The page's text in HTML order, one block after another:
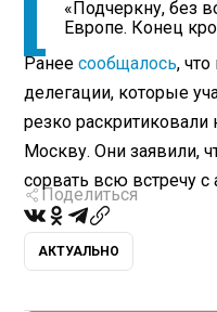
«Подчеркну, без
Европе. Конец
Ранеесообщалось,
делегации, которые
резко
Москву. Они заявили,
сорвать всю встречу
Поделиться
АКТУАЛЬНО